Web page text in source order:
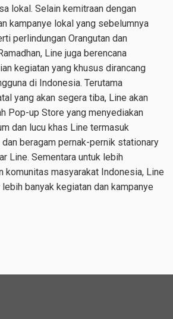
lokal. Selain kemitraan dengan
kampanye lokal yang sebelumnya
perlindungan Orangutan dan
Line juga berencana
kegiatan yang khusus dirancang
di Indonesia. Terutama
yang akan segera tiba, Line akan
Pop-up Store yang menyediakan
dan lucu khas Line termasuk
beragam pernak-pernik stationary
Line. Sementara untuk lebih
komunitas masyarakat Indonesia, Line
banyak kegiatan dan kampanye